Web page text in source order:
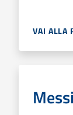
VAI ALLA
Messi